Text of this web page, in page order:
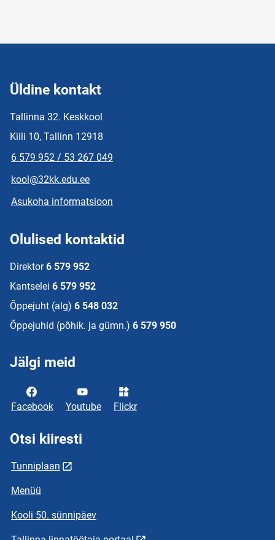
Üldine kontakt
Tallinna 32. Keskkool
Kiili 10, Tallinn 12918
6 579 952 / 53 267 049
kool@32kk.edu.ee
Asukoha informatsioon
Olulised kontaktid
Direktor 6 579 952
Kantselei 6 579 952
Õppejuht (alg) 6 548 032
Õppejuhid (põhik. ja gümn.) 6 579 950
Jälgi meid
Facebook Youtube Flickr
Otsi kiiresti
Tunniplaan
Menüü
Kooli 50. sünnipäev